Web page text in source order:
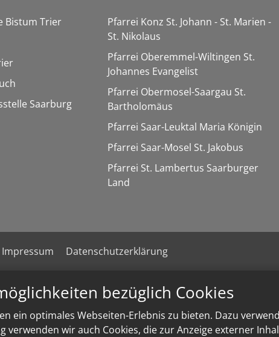
bezüglich Cookies
ein optimales Webseiten-Erlebnis zu bieten. Dazu
verwenden wir auch Cookies, die zur Anzeige externer
Bistum Trier
Saarburg
Pfarrei Konz St. Johann - St. Marien -
St. Nikolaus
Pfarrei Oberemmel-Wiltingen St.
Johannes Evangelist
Pfarrei Obermosel-Saargau St.
Bartholomäus
Pfarrei Saar-Leuktal Maria Königin
Pfarrei Saar-Mosel St. Jakobus
Pfarrei St. Lambertus Saarburger
Land
Impressum Datenschutzerklärung